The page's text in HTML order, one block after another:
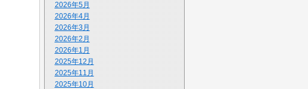
2026年5月
2026年4月
2026年3月
2026年2月
2026年1月
2025年12月
2025年11月
2025年10月